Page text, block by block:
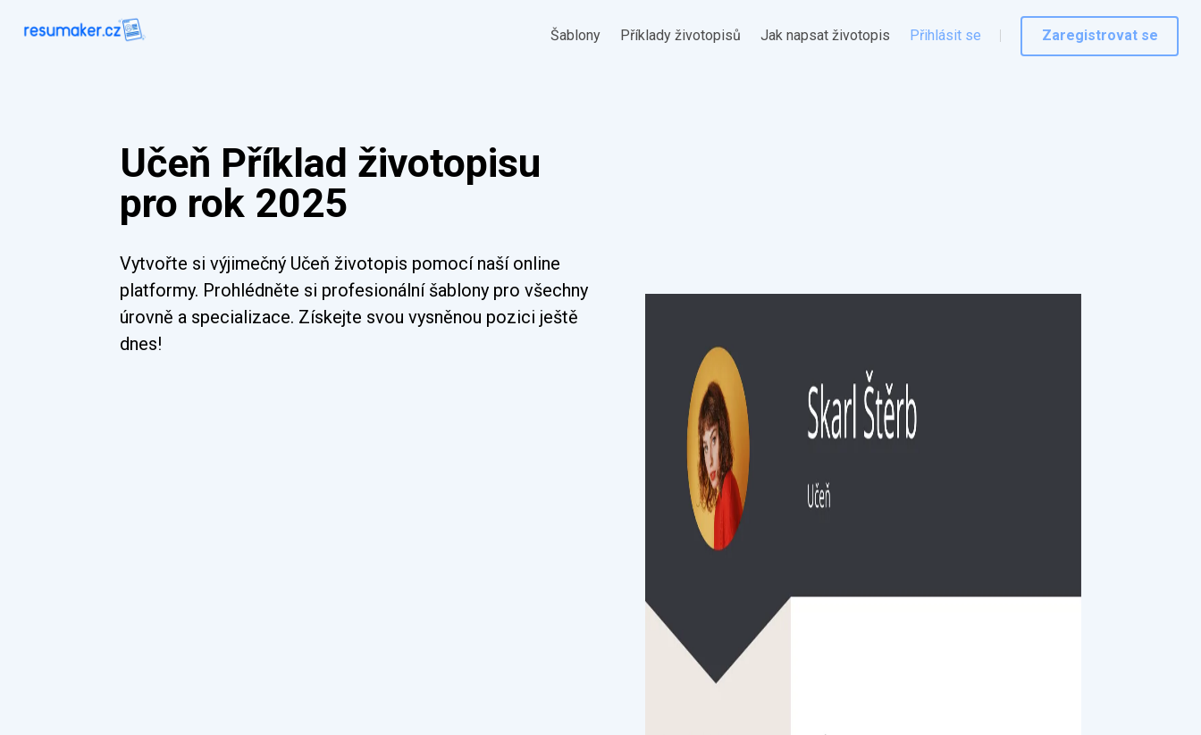
Šablony Příklady životopisů Jak napsat životopis Přihlásit se Zaregistrovat se
Učeň Příklad životopisu
pro rok 2025
Vytvořte si výjimečný Učeň životopis pomocí naší online
platformy. Prohlédněte si profesionální šablony pro všechny
úrovně a specializace. Získejte svou vysněnou pozici ještě
dnes!